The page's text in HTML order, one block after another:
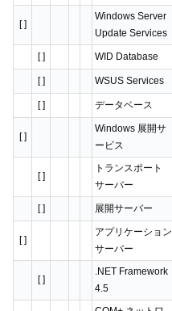
[ ]
Windows Server
Update Services
[ ] WID Database
[ ] WSUS Services
[ ] データベース
[ ]
Windows 展開サ
ービス
[ ]
トランスポート
サーバー
[ ] 展開サーバー
[ ]
アプリケーション
サーバー
[ ]
.NET Framework
4.5